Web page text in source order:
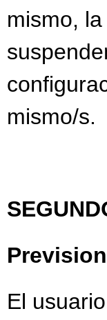
mismo,
mismo/s.
El